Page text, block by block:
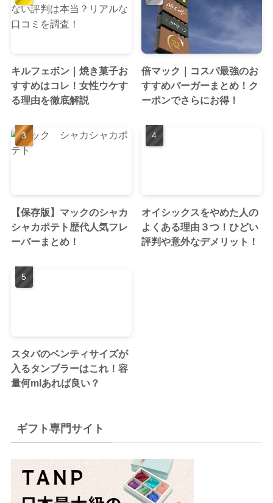
キルフェボン｜焼き菓子お
すすめはコレ！女性ウケす
る理由を徹底解説
倍マック｜コスパ最強のお
すすめバーガーまとめ！ク
ーポンでさらにお得！
【保存版】マックのシャカ
シャカポテト歴代人気フレ
ーバーまとめ！
オイシックスをやめた人の
よくある理由３つ！ひどい
評判や意外なデメリット！
スタバのベンティサイズが
入るタンブラーはこれ！容
量何mlあれば良い？
ギフト専門サイト